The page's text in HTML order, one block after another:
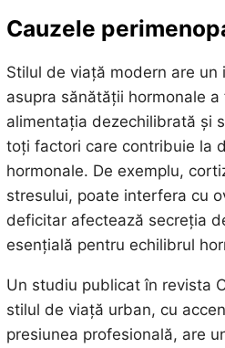
Cauzele
Stilul de viață modern are un
asupra sănătății hormonale
alimentația dezechilibrată și
toți factori care contribuie la
hormonale. De exemplu,
stresului, poate interfera cu
deficitar afectează secreția
esențială pentru echilibrul
Un studiu publicat în revista
stilul de viață urban, cu
presiunea profesională, are